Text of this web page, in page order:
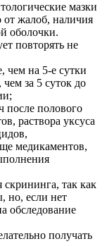
мазки
от жалоб, наличия
оболочки.
повторять не
чем на 5-е сутки
за 5 суток до
после полового
раствора уксуса
медикаментов,
скрининга, так как
но, если нет
обследование
получать